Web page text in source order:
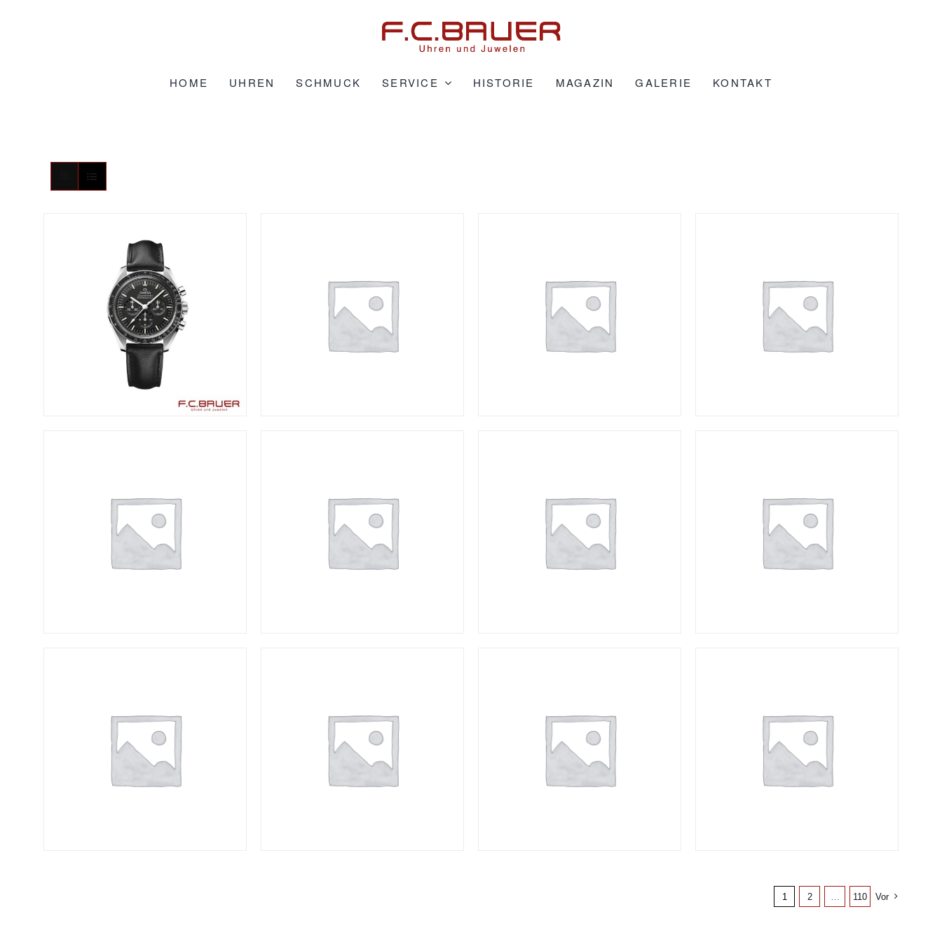
HOME UHREN SCHMUCK SERVICE HISTORIE MAGAZIN GALERIE KONTAKT
1 2 110 Vor